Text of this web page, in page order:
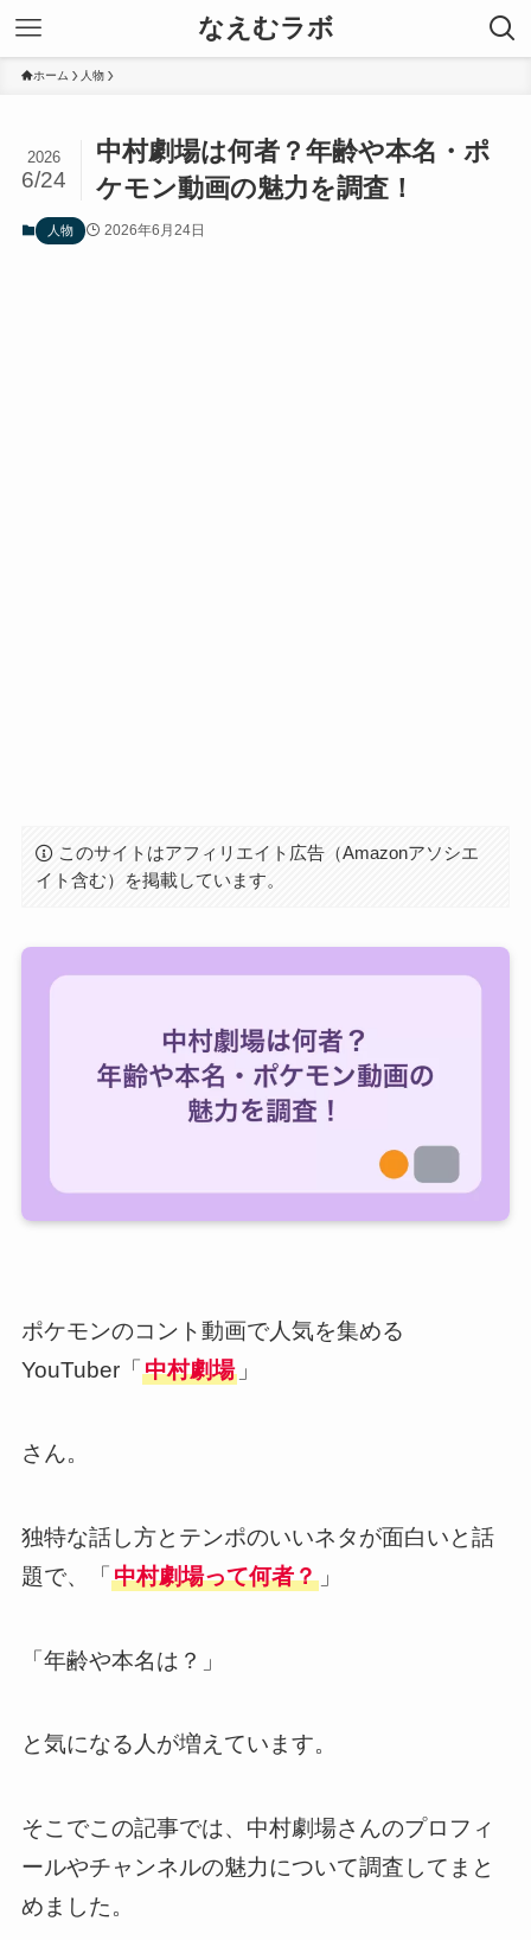
なえむラボ
ホーム 人物
中村劇場は何者？年齢や本名・ポ
ケモン動画の魅力を調査！
2026
6/24
人物 2026年6月24日
このサイトはアフィリエイト広告（Amazonアソシエ
イト含む）を掲載しています。
ポケモンのコント動画で人気を集める
YouTuber「中村劇場」
さん。
独特な話し方とテンポのいいネタが面白いと話
題で、「 中村劇場って何者？」
「年齢や本名は？」
と気になる人が増えています。
そこでこの記事では、中村劇場さんのプロフィ
ールやチャンネルの魅力について調査してまと
めました。